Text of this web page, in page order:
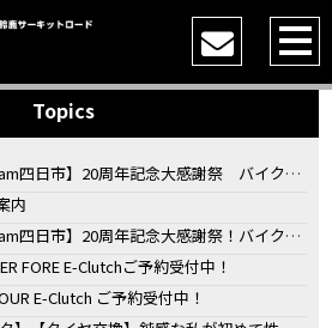
Topics
日市】20周年記念大感謝祭 バイク女子トークショー
内
日市】20周年記念大感謝祭！バイク女子トークショー
FORE E-Clutchご予約受付中！
E-Clutch ご予約受付中！